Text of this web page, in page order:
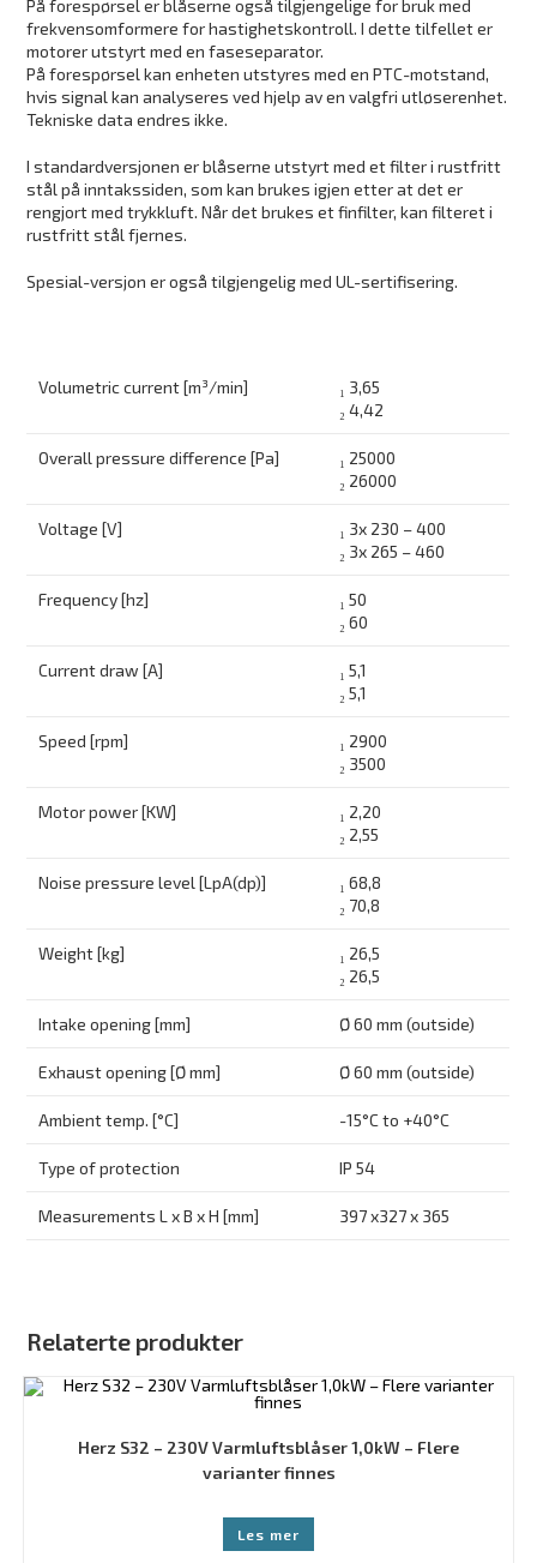
På forespørsel er blåserne også tilgjengelige for bruk med
frekvensomformere for hastighetskontroll. I dette tilfellet er
motorer utstyrt med en faseseparator.
På forespørsel kan enheten utstyres med en PTC-motstand,
hvis signal kan analyseres ved hjelp av en valgfri utløserenhet.
Tekniske data endres ikke.
I standardversjonen er blåserne utstyrt med et filter i rustfritt
stål på inntakssiden, som kan brukes igjen etter at det er
rengjort med trykkluft. Når det brukes et finfilter, kan filteret i
rustfritt stål fjernes.
Spesial-versjon er også tilgjengelig med UL-sertifisering.
Volumetric current [m³/min]
₁ 3,65
₂ 4,42
Overall pressure difference [Pa]
₁ 25000
₂ 26000
Voltage [V]
₁ 3x 230 – 400
₂ 3x 265 – 460
Frequency [hz]
₁ 50
₂ 60
Current draw [A]
₁ 5,1
₂ 5,1
Speed [rpm]
₁ 2900
₂ 3500
Motor power [KW]
₁ 2,20
₂ 2,55
Noise pressure level [LpA(dp)]
₁ 68,8
₂ 70,8
Weight [kg]
₁ 26,5
₂ 26,5
Intake opening [mm] Ø 60 mm (outside)
Exhaust opening [Ø mm] Ø 60 mm (outside)
Ambient temp. [°C] -15°C to +40°C
Type of protection IP 54
Measurements L x B x H [mm] 397 x327 x 365
Relaterte produkter
Herz S32 – 230V Varmluftsblåser 1,0kW – Flere
varianter finnes
Les mer